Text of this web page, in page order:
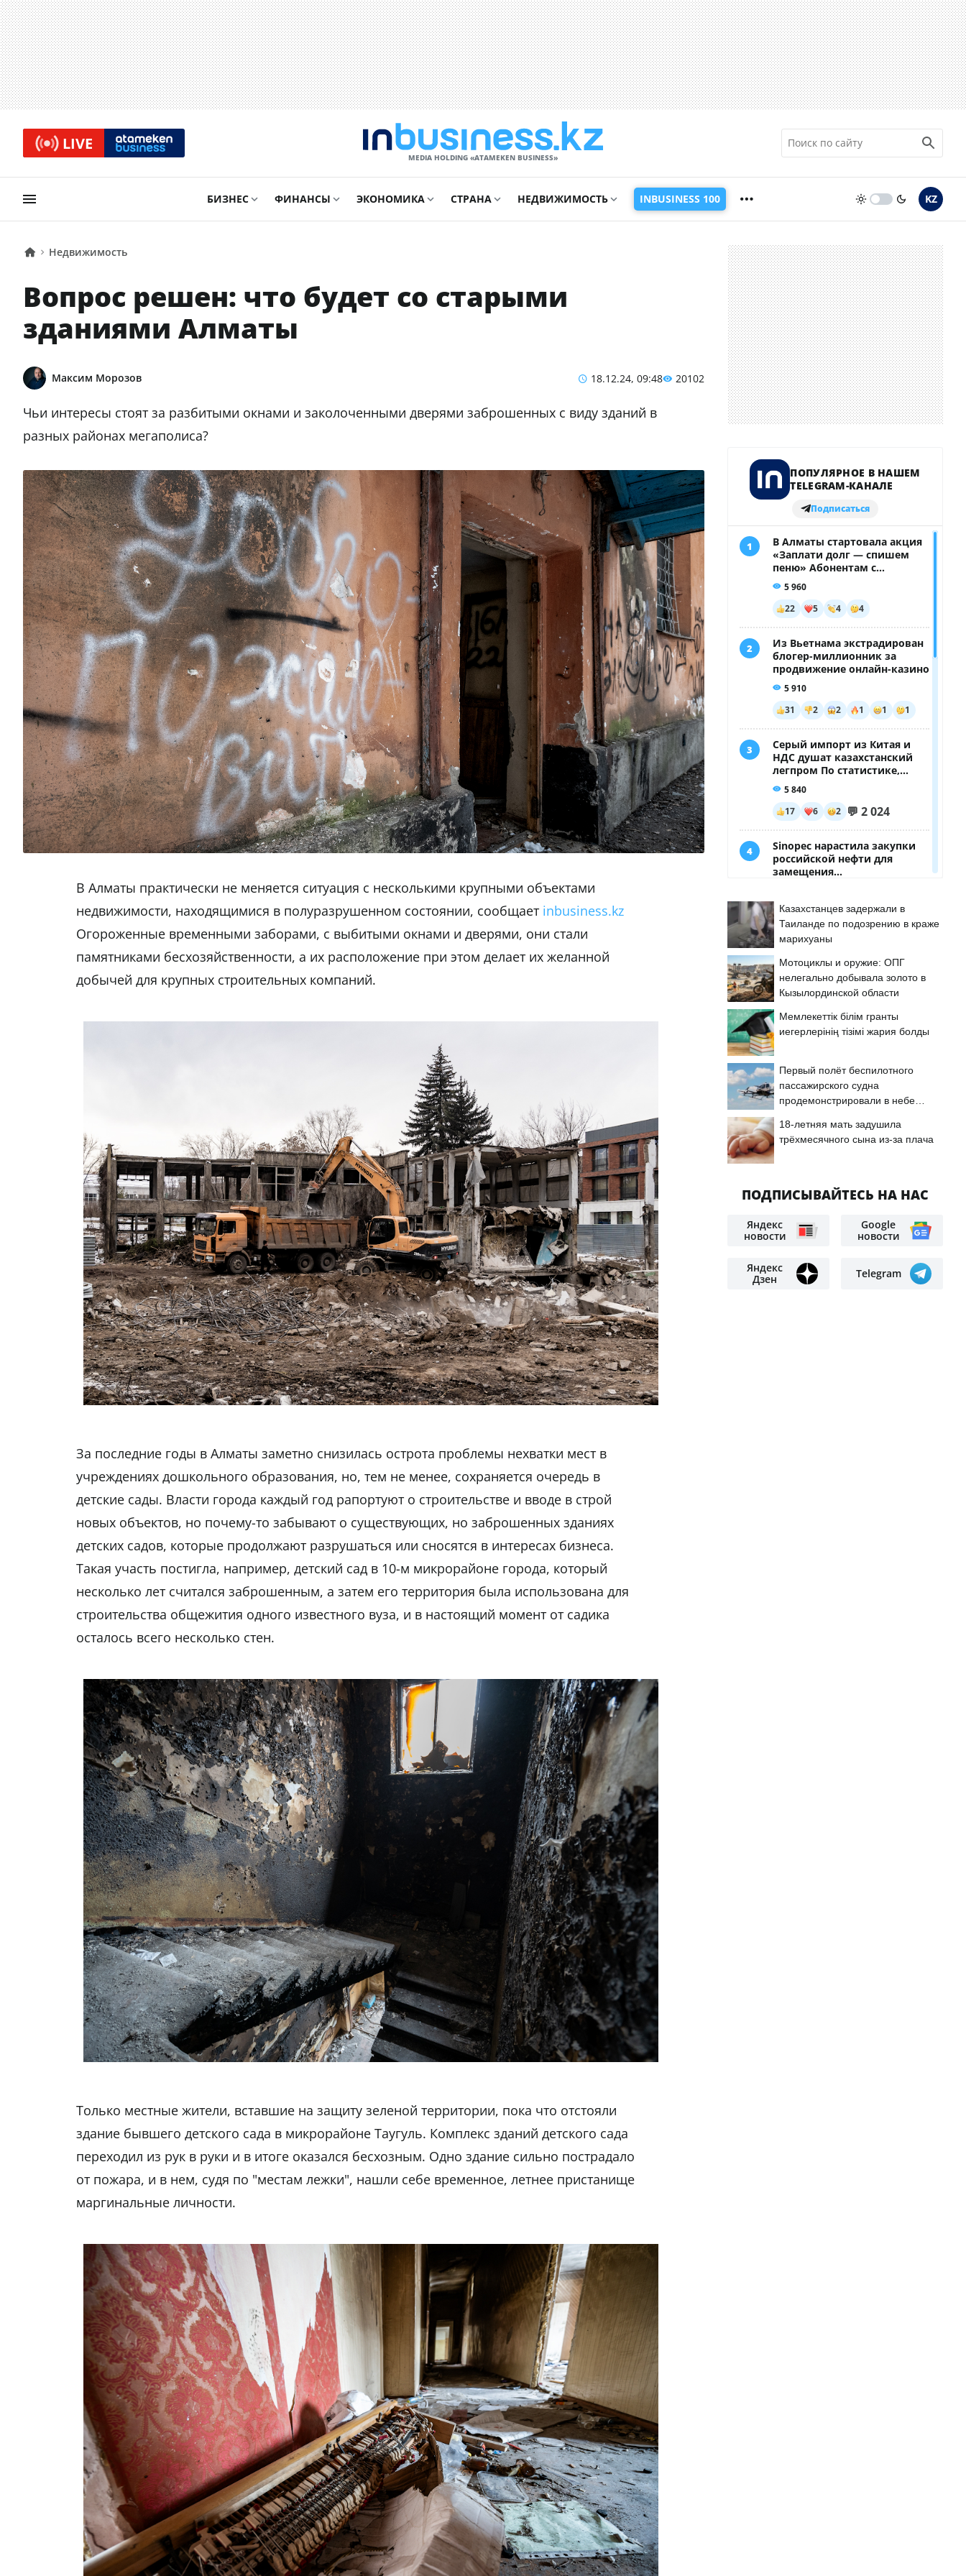
LIVE
MEDIA HOLDING «ATAMEKЕN BUSINESS»
БИЗНЕС ФИНАНСЫ ЭКОНОМИКА СТРАНА НЕДВИЖИМОСТЬ INBUSINESS 100 KZ
Недвижимость
Вопрос решен: что будет со старыми
зданиями Алматы
Максим Морозов 18.12.24, 09:48 20102
Чьи интересы стоят за разбитыми окнами и заколоченными дверями заброшенных с виду зданий в
разных районах мегаполиса?
В Алматы практически не меняется ситуация с несколькими крупными объектами
недвижимости, находящимися в полуразрушенном состоянии, сообщает inbusiness.kz
Огороженные временными заборами, с выбитыми окнами и дверями, они стали
памятниками бесхозяйственности, а их расположение при этом делает их желанной
добычей для крупных строительных компаний.
За последние годы в Алматы заметно снизилась острота проблемы нехватки мест в
учреждениях дошкольного образования, но, тем не менее, сохраняется очередь в
детские сады. Власти города каждый год рапортуют о строительстве и вводе в строй
новых объектов, но почему-то забывают о существующих, но заброшенных зданиях
детских садов, которые продолжают разрушаться или сносятся в интересах бизнеса.
Такая участь постигла, например, детский сад в 10-м микрорайоне города, который
несколько лет считался заброшенным, а затем его территория была использована для
строительства общежития одного известного вуза, и в настоящий момент от садика
осталось всего несколько стен.
Только местные жители, вставшие на защиту зеленой территории, пока что отстояли
здание бывшего детского сада в микрорайоне Таугуль. Комплекс зданий детского сада
переходил из рук в руки и в итоге оказался бесхозным. Одно здание сильно пострадало
от пожара, и в нем, судя по "местам лежки", нашли себе временное, летнее пристанище
маргинальные личности.
Казахстанцев задержали в
Таиланде по подозрению в краже
марихуаны
Мотоциклы и оружие: ОПГ
нелегально добывала золото в
Кызылординской области
Мемлекеттік білім гранты
иегерлерінің тізімі жария болды
Первый полёт беспилотного
пассажирского судна
продемонстрировали в небе
18-летняя мать задушила
трёхмесячного сына из-за плача
ПОДПИСЫВАЙТЕСЬ НА НАС
Яндекс
новости
Google
новости
Яндекс
Дзен
Telegram